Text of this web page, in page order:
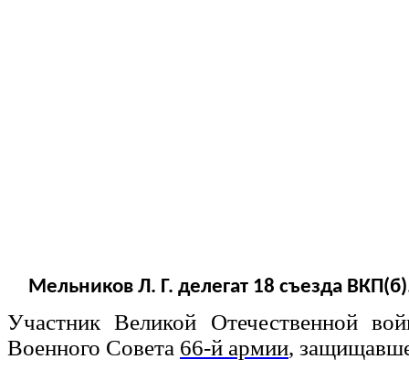
Мельников Л. Г. делегат 18 съезда
Участник Великой Отечественной
Военного Совета 66-й армии,